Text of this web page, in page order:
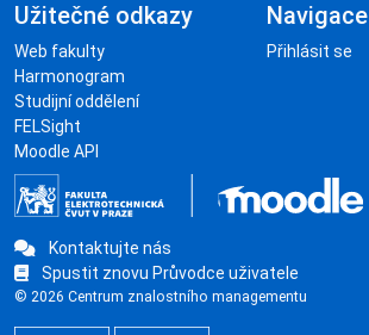
Kontaktujte nás
Spustit znovu Průvodce uživatele
© 2026 Centrum znalostního managementu
Užitečné odkazy
Web fakulty
Harmonogram
Studijní oddělení
FELSight
Moodle API
Navigace
Přihlásit se